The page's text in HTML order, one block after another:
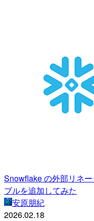
Snowflake の外部リネ
ブルを追加してみた
安原朋紀
2026.02.18